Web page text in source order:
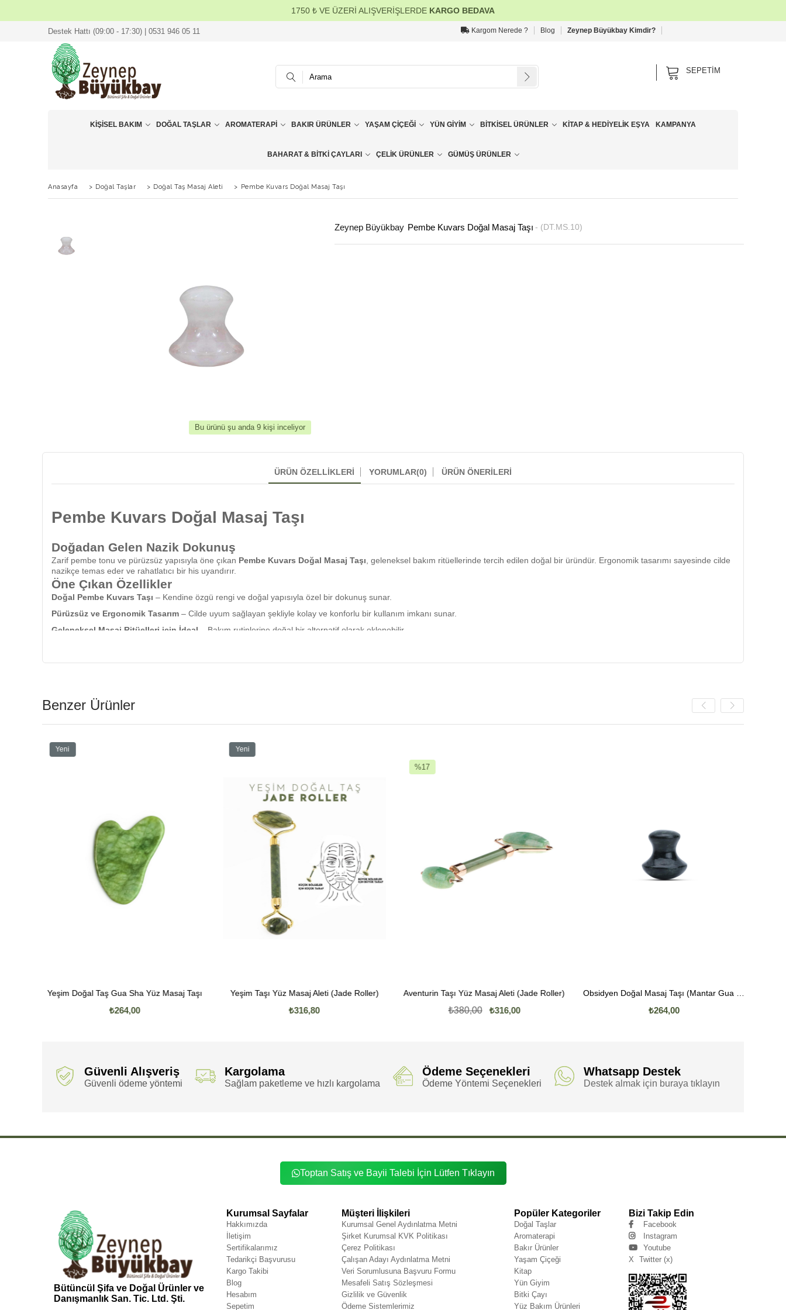
1750 ₺ VE ÜZERİ ALIŞVERİŞLERDE KARGO BEDAVA
Destek Hattı (09:00 - 17:30) | 0531 946 05 11 Kargom Nerede ? Blog Zeynep Büyükbay Kimdir?
SEPETIM
KIŞISEL BAKIM DOĞAL TAŞLAR AROMATERAPI BAKIR ÜRÜNLER YAŞAM ÇIÇEĞI YÜN GIYIM BITKISEL ÜRÜNLER KITAP & HEDIYELIK EŞYA KAMPANYA
BAHARAT & BITKI ÇAYLARI ÇELIK ÜRÜNLER GÜMÜŞ ÜRÜNLER
Anasayfa > Doğal Taşlar > Doğal Taş Masaj Aleti > Pembe Kuvars Doğal Masaj Taşı
Bu ürünü şu anda 9 kişi inceliyor
Zeynep Büyükbay Pembe Kuvars Doğal Masaj Taşı (DT.MS.10)
ÜRÜN ÖZELLIKLERI YORUMLAR(0) ÜRÜN ÖNERILERI
Pembe Kuvars Doğal Masaj Taşı
Doğadan Gelen Nazik Dokunuş
Zarif pembe tonu ve pürüzsüz yapısıyla öne çıkan Pembe Kuvars Doğal Masaj Taşı , geleneksel bakım ritüellerinde tercih edilen doğal bir üründür. Ergonomik tasarımı sayesinde cilde
nazikçe temas eder ve rahatlatıcı bir his uyandırır.
Öne Çıkan Özellikler
Doğal Pembe Kuvars Taşı – Kendine özgü rengi ve doğal yapısıyla özel bir dokunuş sunar.
Pürüzsüz ve Ergonomik Tasarım – Cilde uyum sağlayan şekliyle kolay ve konforlu bir kullanım imkanı sunar.
Geleneksel Masaj Ritüelleri için İdeal – Bakım rutinlerine doğal bir alternatif olarak eklenebilir.
Doğal Bakım Ritüelinizi Tamamlayın
Neler İçermez?
Nasıl Kullanılır?
Pembe kuvars taşını temiz cilde nazik hareketlerle uygulayarak bakım rutininize dahil edebilirsiniz.
*Doğal taşların destekleyici ürünler olduğu, mutlaka bir uzmana danışarak kullanılması gerektiği unutulmamalıdır.
Benzer Ürünler
Yeşim Doğal Taş Gua Sha Yüz Masaj Taşı Yeşim Taşı Yüz Masaj Aleti (Jade Roller) Aventurin Taşı Yüz Masaj Aleti (Jade Roller)
₺316,00
Obsidyen Doğal Masaj Taşı (Mantar Gua Sha)
Güvenli Alışveriş
Güvenli ödeme yöntemi
Kargolama
Sağlam paketleme ve hızlı kargolama
Ödeme Seçenekleri
Ödeme Yöntemi Seçenekleri
Whatsapp Destek
Destek almak için buraya tıklayın
Toptan Satış ve Bayii Talebi İçin Lütfen Tıklayın
Bütüncül Şifa ve Doğal Ürünler ve
Danışmanlık San. Tic. Ltd. Şti.
Kurumsal Sayfalar
Hakkımızda
İletişim
Sertifikalarımız
Tedarikçi Başvurusu
Kargo Takibi
Blog
Hesabım
Sepetim
Müşteri İlişkileri
Kurumsal Genel Aydınlatma Metni
Şirket Kurumsal KVK Politikası
Çerez Politikası
Çalışan Adayı Aydınlatma Metni
Veri Sorumlusuna Başvuru Formu
Mesafeli Satış Sözleşmesi
Gizlilik ve Güvenlik
Ödeme Sistemlerimiz
Popüler Kategoriler
Doğal Taşlar
Aromaterapi
Bakır Ürünler
Yaşam Çiçeği
Kitap
Yün Giyim
Bitki Çayı
Yüz Bakım Ürünleri
Bizi Takip Edin
Facebook
Instagram
Youtube
X
Twitter (x)